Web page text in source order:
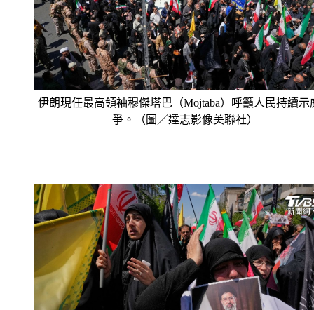
伊朗現任最高領袖穆傑塔巴（Mojtaba）呼籲人民持續示
爭。（圖／達志影像美聯社）